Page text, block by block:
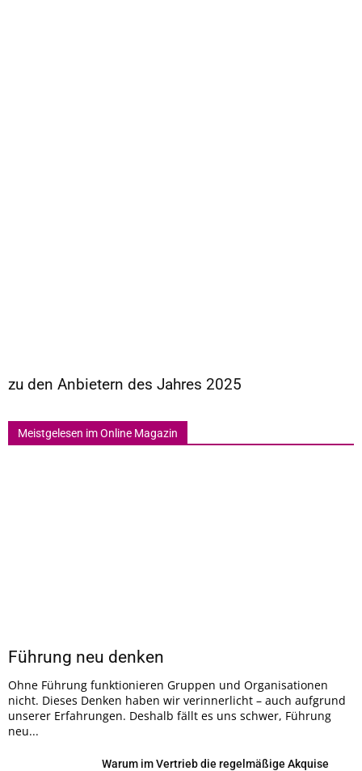
zu den Anbietern des Jahres 2025
Meistgelesen im Online Magazin
Führung neu denken
Ohne Führung funktionieren Gruppen und Organisationen
nicht. Dieses Denken haben wir verinnerlicht – auch aufgrund
unserer Erfahrungen. Deshalb fällt es uns schwer, Führung
neu...
Warum im Vertrieb die regelmäßige Akquise